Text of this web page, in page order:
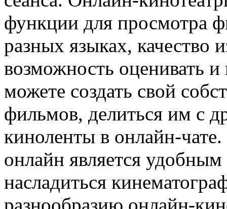
функции для просмотра
разных языках, качество
возможность оценивать
можете создать свой
фильмов, делиться им с
киноленты в онлайн-
онлайн является
насладиться
разнообразию онлайн-